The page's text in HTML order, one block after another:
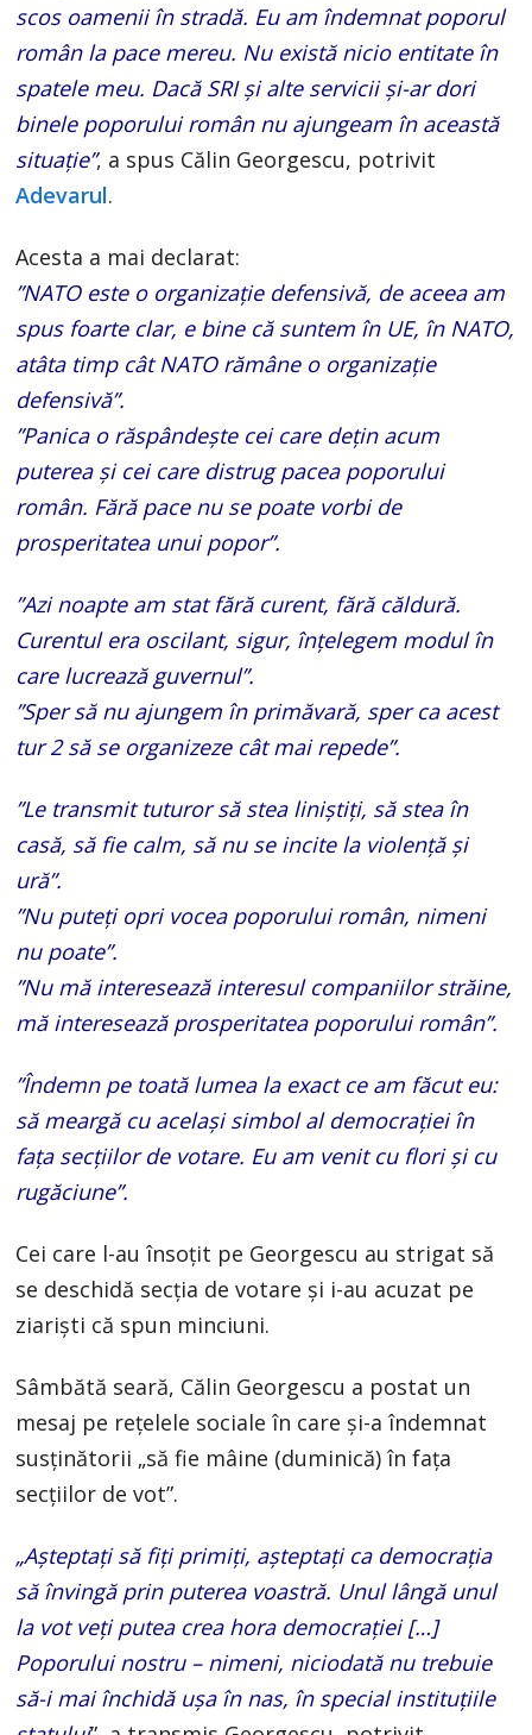
scos oamenii în stradă. Eu am îndemnat poporul
român la pace mereu. Nu există nicio entitate în
spatele meu. Dacă SRI și alte servicii și-ar dori
binele poporului român nu ajungeam în această
situație”, a spus Călin Georgescu, potrivit
Adevarul.
Acesta a mai declarat:
”NATO este o organizație defensivă, de aceea am
spus foarte clar, e bine că suntem în UE, în NATO,
atâta timp cât NATO rămâne o organizație
defensivă”.
”Panica o răspândește cei care dețin acum
puterea și cei care distrug pacea poporului
român. Fără pace nu se poate vorbi de
prosperitatea unui popor”.
”Azi noapte am stat fără curent, fără căldură.
Curentul era oscilant, sigur, înțelegem modul în
care lucrează guvernul”.
”Sper să nu ajungem în primăvară, sper ca acest
tur 2 să se organizeze cât mai repede”.
”Le transmit tuturor să stea liniștiți, să stea în
casă, să fie calm, să nu se incite la violență și
ură”.
”Nu puteți opri vocea poporului român, nimeni
nu poate”.
”Nu mă interesează interesul companiilor străine,
mă interesează prosperitatea poporului român”.
”Îndemn pe toată lumea la exact ce am făcut eu:
să meargă cu același simbol al democrației în
fața secțiilor de votare. Eu am venit cu flori și cu
rugăciune”.
Cei care l-au însoțit pe Georgescu au strigat să
se deschidă secția de votare și i-au acuzat pe
ziariști că spun minciuni.
Sâmbătă seară, Călin Georgescu a postat un
mesaj pe rețelele sociale în care și-a îndemnat
susținătorii „să fie mâine (duminică) în fața
secțiilor de vot”.
„Așteptați să fiți primiți, așteptați ca democrația
să învingă prin puterea voastră. Unul lângă unul
la vot veți putea crea hora democrației […]
Poporului nostru – nimeni, niciodată nu trebuie
să-i mai închidă ușa în nas, în special instituțiile